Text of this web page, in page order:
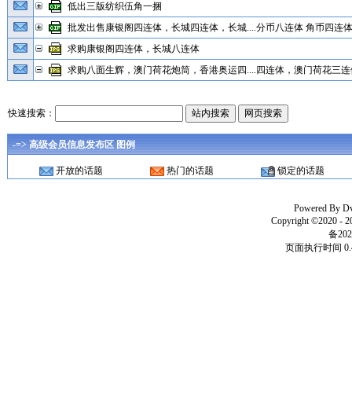
低出三版纺织伍角一捆
批发出售康银阁四连体，长城四连体，长城....分币八连体 角币四连
求购康银阁四连体，长城八连体
求购八面生辉，澳门荷花炮筒，香港奥运四....四连体，澳门荷花三
快速搜索：
-=> 高级会员信息发布区 图例
开放的话题 热门的话题 锁定的话题
Powered By
Copyright ©2020 -
备
页面执行时间